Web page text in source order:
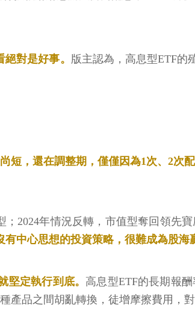
對是好事。 版主認為，高息型ETF的
，還在調整期，僅僅因為1次、2次
；2024年情況反轉，市值型奪回領先
中心思想的投資策略，很難成為股海
堅定執行到底。 高息型ETF的長期報
品之間胡亂轉換，徒增摩擦費用，對